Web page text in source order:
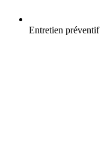
Entretien préventif